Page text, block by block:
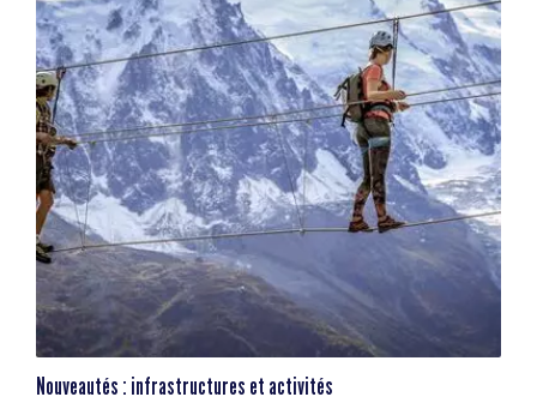
Nouveautés : infrastructures et activités